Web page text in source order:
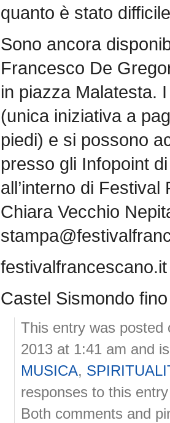
quanto è stato
Sono ancora
Francesco De
in piazza Malatesta.
(unica iniziativa a
piedi) e si possono
presso gli Infopoint
all’interno di
Chiara Vecchio
festivalfrancescano.it
Castel Sismondo
This entry was posted
2013 at 1:41 am and
MUSICA,
responses to this
Both comments and